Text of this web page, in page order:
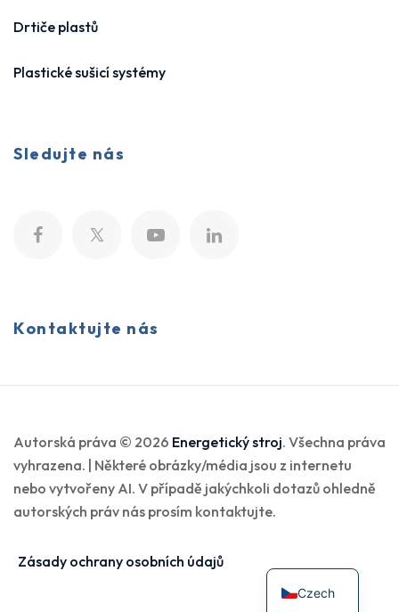
Drtiče plastů
Plastické sušicí systémy
Sledujte nás
Kontaktujte nás
Autorská práva © 2026 Energetický stroj. Všechna práva
vyhrazena. | Některé obrázky/média jsou z internetu
nebo vytvořeny AI. V případě jakýchkoli dotazů ohledně
autorských práv nás prosím kontaktujte.
Zásady ochrany osobních údajů
Czech